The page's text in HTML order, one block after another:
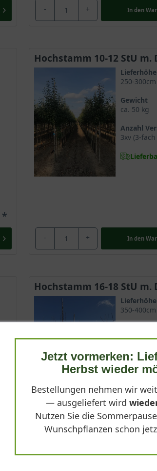
- + In den
Hochstamm 10-12 StU m.
Lieferhöhe
250-300cm
Gewicht
ca. 50 kg
Anzahl
3xv (3-
- + In den
Hochstamm 16-18 StU m.
Lieferhöhe
350-400cm
ca. 80 kg
Anzahl
4xv (4-
Jetzt vormerken:
Herbst wieder
Bestellungen nehmen wir
— ausgeliefert wird
Nutzen Sie die
Wunschpflanzen schon